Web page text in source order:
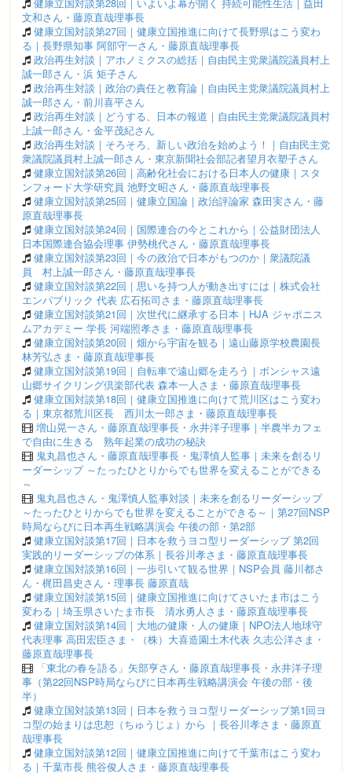
文和さん・藤原直哉理事長
健康立国対談第27回｜健康立国推進に向けて長野県はこう変わ
る｜長野県知事 阿部守一さん・藤原直哉理事長
政治再生対談｜アホノミクスの総括｜自由民主党衆議院議員村上
誠一郎さん・浜 矩子さん
政治再生対談｜政治の責任と教育論｜自由民主党衆議院議員村上
誠一郎さん・前川喜平さん
政治再生対談｜どうする、日本の報道｜自由民主党衆議院議員村
上誠一郎さん・金平茂紀さん
政治再生対談｜そろそろ、新しい政治を始めよう！｜自由民主党
衆議院議員村上誠一郎さん・東京新聞社会部記者望月衣塑子さん
健康立国対談第26回｜高齢化社会における日本人の健康｜スタ
ンフォード大学研究員 池野文昭さん・藤原直哉理事長
健康立国対談第25回｜健康立国論｜政治評論家 森田実さん・藤
原直哉理事長
健康立国対談第24回｜国際連合の今とこれから｜公益財団法人
日本国際連合協会理事 伊勢桃代さん・藤原直哉理事長
健康立国対談第23回｜今の政治で日本がもつのか｜衆議院議
員 村上誠一郎さん・藤原直哉理事長
健康立国対談第22回｜思いを持つ人が動き出すには｜株式会社
エンパブリック 代表 広石拓司さま・藤原直哉理事長
健康立国対談第21回｜次世代に継承する日本｜HJA ジャポニス
ムアカデミー 学長 河端照孝さま・藤原直哉理事長
健康立国対談第20回｜畑から宇宙を観る｜遠山藤原学校農園長
林芳弘さま・藤原直哉理事長
健康立国対談第19回｜自転車で遠山郷を走ろう｜ボンシャス遠
山郷サイクリング倶楽部代表 森本一人さま・藤原直哉理事長
健康立国対談第18回｜健康立国推進に向けて荒川区はこう変わ
る｜東京都荒川区長 西川太一郎さま・藤原直哉理事長
増山晃一さん・藤原直哉理事長・永井洋子理事｜半農半カフェ
で自由に生きる 熟年起業の成功の秘訣
鬼丸昌也さん・藤原直哉理事長・鬼澤慎人監事｜未来を創るリ
ーダーシップ ～たったひとりからでも世界を変えることができる
～
鬼丸昌也さん・鬼澤慎人監事対談｜未来を創るリーダーシップ
～たったひとりからでも世界を変えることができる～｜第27回NSP
時局ならびに日本再生戦略講演会 午後の部・第2部
健康立国対談第17回｜日本を救うヨコ型リーダーシップ 第2回
実践的リーダーシップの体系｜長谷川孝さま・藤原直哉理事長
健康立国対談第16回｜一歩引いて観る世界｜NSP会員 藤川都さ
ん・梶田昌史さん・理事長 藤原直哉
健康立国対談第15回｜健康立国推進に向けてさいたま市はこう
変わる｜埼玉県さいたま市長 清水勇人さま・藤原直哉理事長
健康立国対談第14回｜大地の健康・人の健康｜NPO法人地球守
代表理事 高田宏臣さま・（株）大喜造園土木代表 久志公洋さま・
藤原直哉理事長
「東北の春を語る」矢部亨さん・藤原直哉理事長・永井洋子理
事（第22回NSP時局ならびに日本再生戦略講演会 午後の部・後
半）
健康立国対談第13回｜日本を救うヨコ型リーダーシップ第1回ヨ
コ型の始まりは忠恕（ちゅうじょ）から ｜長谷川孝さま・藤原直
哉理事長
健康立国対談第12回｜健康立国推進に向けて千葉市はこう変わ
る｜千葉市長 熊谷俊人さま・藤原直哉理事長